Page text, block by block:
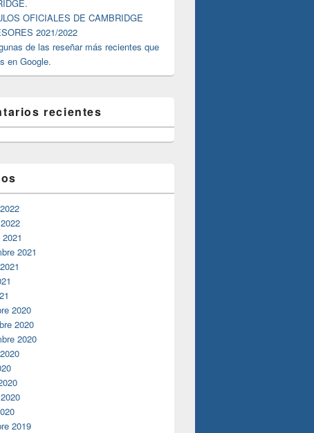
OFICIALES DE CAMBRIDGE
2021/2022
de las reseñar más recientes que
en Google.
recientes
2021
2020
2020
2020
2019